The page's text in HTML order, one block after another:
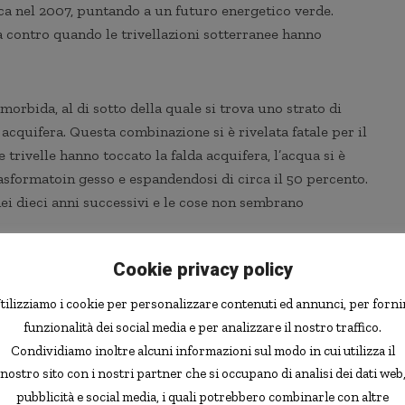
nel 2007, puntando a un futuro energetico verde.
quando le trivellazioni sotterranee hanno
morbida, al di sotto della quale si trova uno strato di
Questa combinazione si è rivelata fatale per il
hanno toccato la falda acquifera, l’acqua si è
gesso e espandendosi di circa il 50 percento.
dieci anni successivi e le cose non sembrano
il sindaco Michael Benitz. “È una catastrofe al
questo strato di terra si trasforma in cemento,
verso l’alto”.
di quasi 62 centimetri e si è spostata lateralmente di
Due case sono già state demolite e la città teme che
Cookie privacy policy
i cookie per personalizzare contenuti ed annunci, per
funzionalità dei social media e per analizzare il nostro traffico.
Condividiamo inoltre alcuni informazioni sul modo in cui utilizza il
nostro sito con i nostri partner che si occupano di analisi dei dati web,
pubblicità e social media, i quali potrebbero combinarle con altre